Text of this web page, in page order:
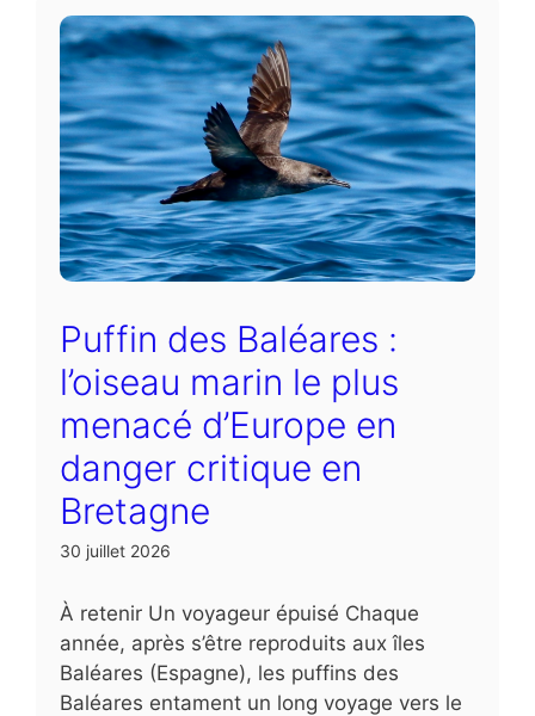
Puffin des Baléares :
l’oiseau marin le plus
menacé d’Europe en
danger critique en
Bretagne
30 juillet 2026
À retenir Un voyageur épuisé Chaque
année, après s’être reproduits aux îles
Baléares (Espagne), les puffins des
Baléares entament un long voyage vers le